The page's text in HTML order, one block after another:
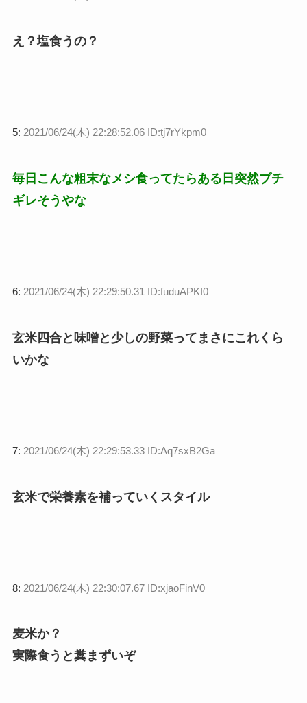
え？塩食うの？
5: 2021/06/24(木) 22:28:52.06 ID:tj7rYkpm0
毎日こんな粗末なメシ食ってたらある日突然ブチ
ギレそうやな
6: 2021/06/24(木) 22:29:50.31 ID:fuduAPKI0
玄米四合と味噌と少しの野菜ってまさにこれくら
いかな
7: 2021/06/24(木) 22:29:53.33 ID:Aq7sxB2Ga
玄米で栄養素を補っていくスタイル
8: 2021/06/24(木) 22:30:07.67 ID:xjaoFinV0
麦米か？
実際食うと糞まずいぞ